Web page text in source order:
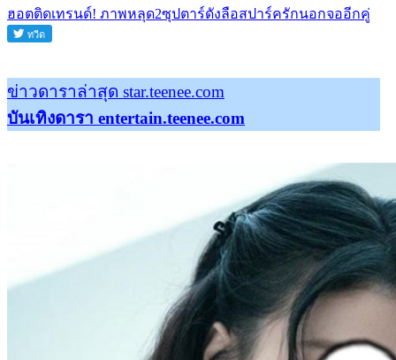
ฮอตติดเทรนด์! ภาพหลุด2ซุปตาร์ดังลือสปาร์ครักนอกจออีกคู่
ข่าวดาราล่าสุด star.teenee.com
บันเทิงดารา entertain.teenee.com